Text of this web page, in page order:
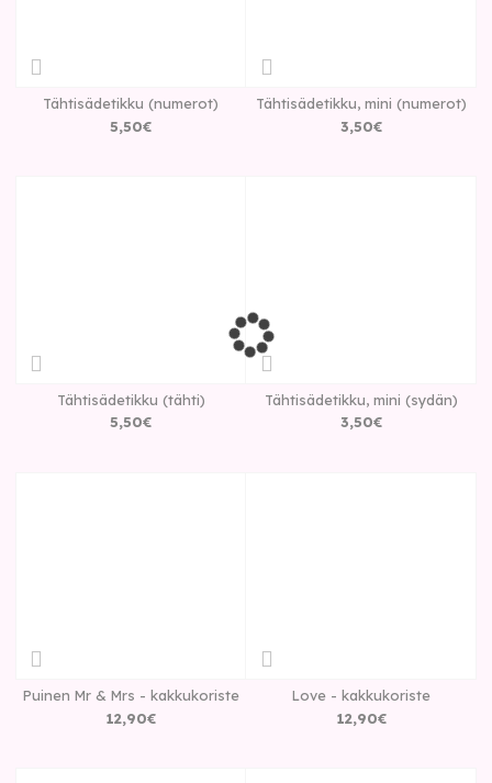
Tähtisädetikku (numerot)
5,50€
Tähtisädetikku, mini (numerot)
3,50€
Tähtisädetikku (tähti)
5,50€
Tähtisädetikku, mini (sydän)
3,50€
Puinen Mr & Mrs - kakkukoriste
12,90€
Love - kakkukoriste
12,90€